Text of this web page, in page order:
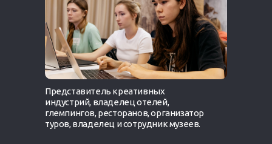
Представитель креативных
индустрий, владелец отелей,
глемпингов, ресторанов, организатор
туров, владелец и сотрудник музеев.